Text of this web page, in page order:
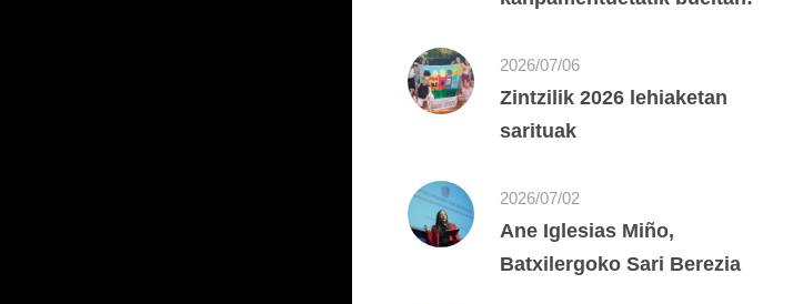
2026/07/06
Zintzilik 2026 lehiaketan
sarituak
2026/07/02
Ane Iglesias Miño,
Batxilergoko Sari Berezia